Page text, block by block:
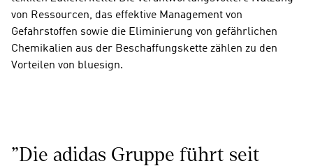
von Ressourcen, das effektive Management von
Gefahrstoffen sowie die Eliminierung von gefährlichen
Chemikalien aus der Beschaffungskette zählen zu den
Vorteilen von bluesign.
"Die adidas Gruppe führt seit